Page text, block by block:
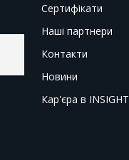
Сертифікати
Наші партнери
Контакти
Новини
Кар'єра в INSIGHT